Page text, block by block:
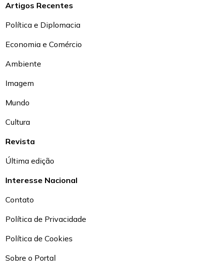
Artigos Recentes
Política e Diplomacia
Economia e Comércio
Ambiente
Imagem
Mundo
Cultura
Revista
Última edição
Interesse Nacional
Contato
Política de Privacidade
Política de Cookies
Sobre o Portal